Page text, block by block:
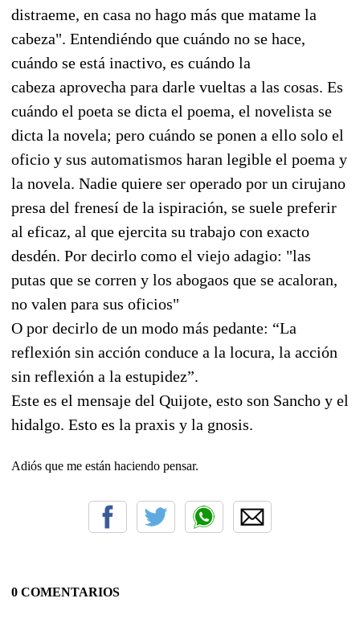
distraeme, en casa no hago más que matame la
cabeza". Entendiéndo que cuándo no se hace,
cuándo se está inactivo, es cuándo la
cabeza aprovecha para darle vueltas a las cosas. Es
cuándo el poeta se dicta el poema, el novelista se
dicta la novela; pero cuándo se ponen a ello solo el
oficio y sus automatismos haran legible el poema y
la novela. Nadie quiere ser operado por un cirujano
presa del frenesí de la ispiración, se suele preferir
al eficaz, al que ejercita su trabajo con exacto
desdén. Por decirlo como el viejo adagio: "las
putas que se corren y los abogaos que se acaloran,
no valen para sus oficios"
O por decirlo de un modo más pedante: “La
reflexión sin acción conduce a la locura, la acción
sin reflexión a la estupidez”.
Este es el mensaje del Quijote, esto son Sancho y el
hidalgo. Esto es la praxis y la gnosis.
Adiós que me están haciendo pensar.
0 COMENTARIOS